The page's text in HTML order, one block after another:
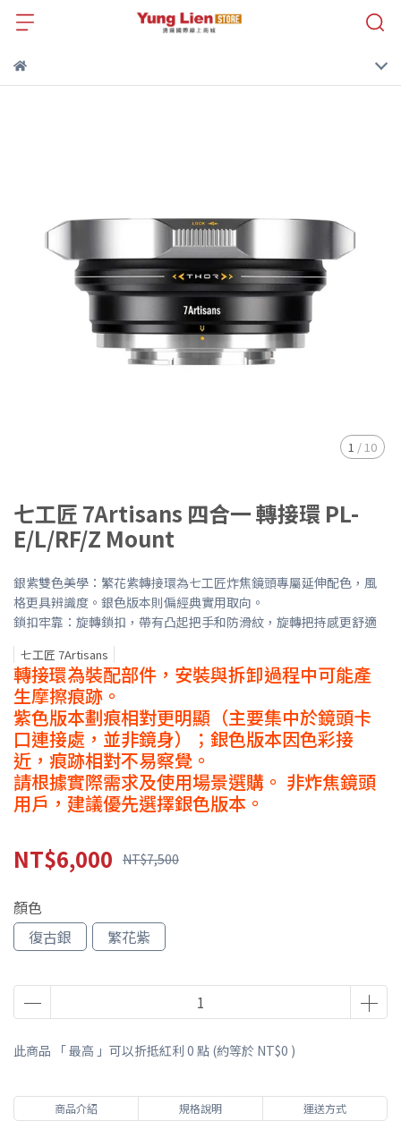
1 / 10
七工匠 7Artisans 四合一 轉接環 PL-
E/L/RF/Z Mount
銀紫雙色美學：繁花紫轉接環為七工匠炸焦鏡頭專屬延伸配色，風
格更具辨識度。銀色版本則偏經典實用取向。
鎖扣牢靠：旋轉鎖扣，帶有凸起把手和防滑紋，旋轉把持感更舒適
七工匠 7Artisans
轉接環為裝配部件，安裝與拆卸過程中可能產
生摩擦痕跡。
紫色版本劃痕相對更明顯（主要集中於鏡頭卡
口連接處，並非鏡身）；銀色版本因色彩接
近，痕跡相對不易察覺。
請根據實際需求及使用場景選購。 非炸焦鏡頭
用戶，建議優先選擇銀色版本。
NT$6,000 NT$7,500
顏色
復古銀
繁花紫
此商品 「 最高 」可以折抵紅利 0 點 (約等於 NT$0 )
商品介紹 規格說明 運送方式